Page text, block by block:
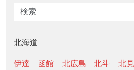
北海道
伊達 函館 北広島 北斗 北見